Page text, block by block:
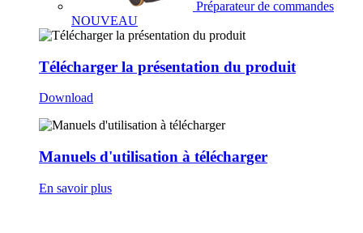
Préparateur de commandes
NOUVEAU
Télécharger la présentation du produit
Download
Manuels d'utilisation à télécharger
En savoir plus